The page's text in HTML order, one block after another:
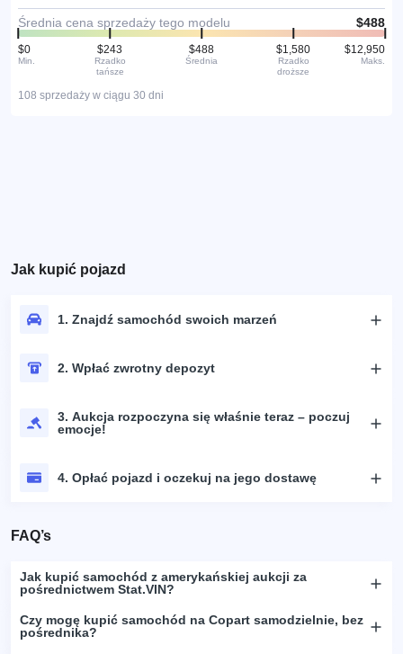
Średnia cena sprzedaży tego modelu $488
$0
Min.
$243
Rzadko
tańsze
$488
Średnia
$1,580
Rzadko
droższe
$12,950
Maks.
108 sprzedaży w ciągu 30 dni
Jak kupić pojazd
1. Znajdź samochód swoich marzeń
2. Wpłać zwrotny depozyt
3. Aukcja rozpoczyna się właśnie teraz – poczuj
emocje!
4. Opłać pojazd i oczekuj na jego dostawę
FAQ’s
Jak kupić samochód z amerykańskiej aukcji za
pośrednictwem Stat.VIN?
Czy mogę kupić samochód na Copart samodzielnie, bez
pośrednika?